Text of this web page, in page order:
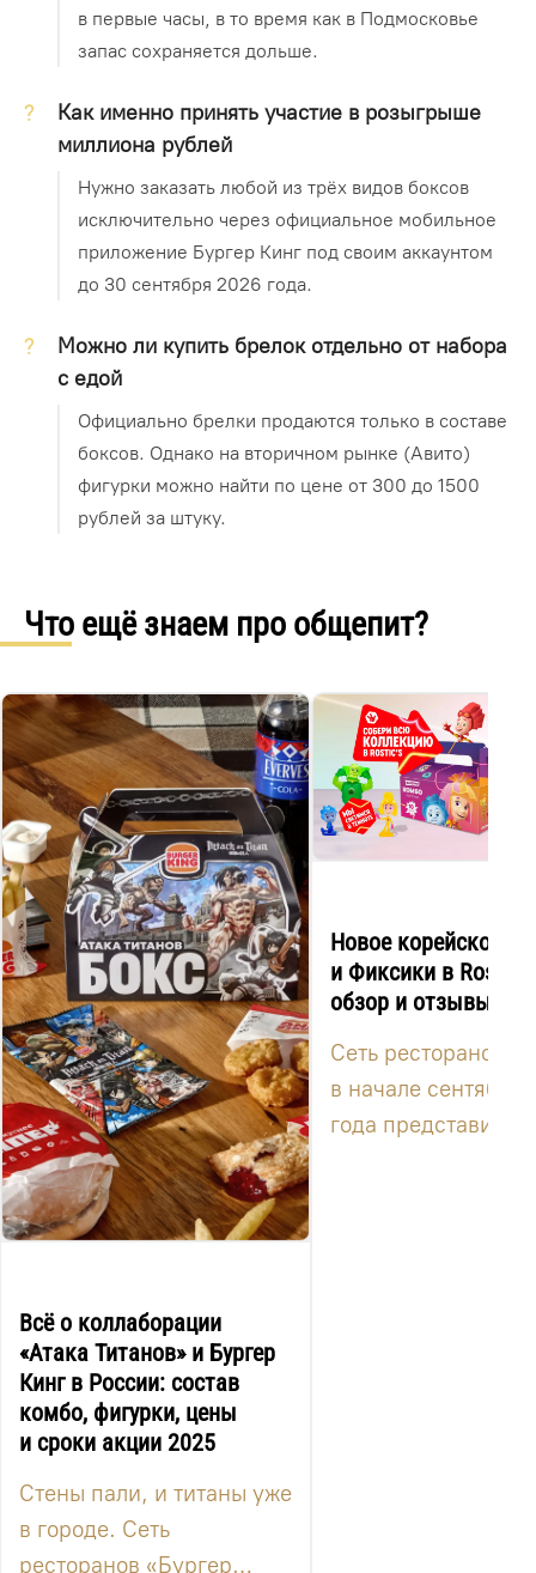
в первые часы, в то время как в Подмосковье
запас сохраняется дольше.
Как именно принять участие в розыгрыше
миллиона рублей
Нужно заказать любой из трёх видов боксов
исключительно через официальное мобильное
приложение Бургер Кинг под своим аккаунтом
до 30 сентября 2026 года.
Можно ли купить брелок отдельно от набора
с едой
Официально брелки продаются только в составе
боксов. Однако на вторичном рынке (Авито)
фигурки можно найти по цене от 300 до 1500
рублей за штуку.
Что ещё знаем про общепит?
Всё о коллаборации
«Атака Титанов» и Бургер
Кинг в России: состав
комбо, фигурки, цены
и сроки акции 2025
Стены пали, и титаны уже
в городе. Сеть
ресторанов «Бургер
Новое корейское
и Фиксики в
обзор и отзывы
Сеть ресторанов
в начале сентября
года представила